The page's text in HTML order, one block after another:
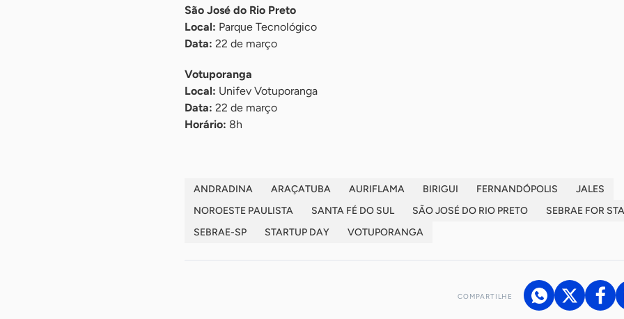
São José do Rio Preto
Local: Parque Tecnológico
Data: 22 de março
Votuporanga
Local: Unifev Votuporanga
Data: 22 de março
Horário: 8h
ANDRADINA ARAÇATUBA AURIFLAMA BIRIGUI FERNANDÓPOLIS
JALES
NOROESTE PAULISTA
SANTA FÉ DO SUL SÃO JOSÉ DO RIO PRETO
SEBRAE FOR
SEBRAE-SP
STARTUP DAY VOTUPORANGA
COMPARTILHE